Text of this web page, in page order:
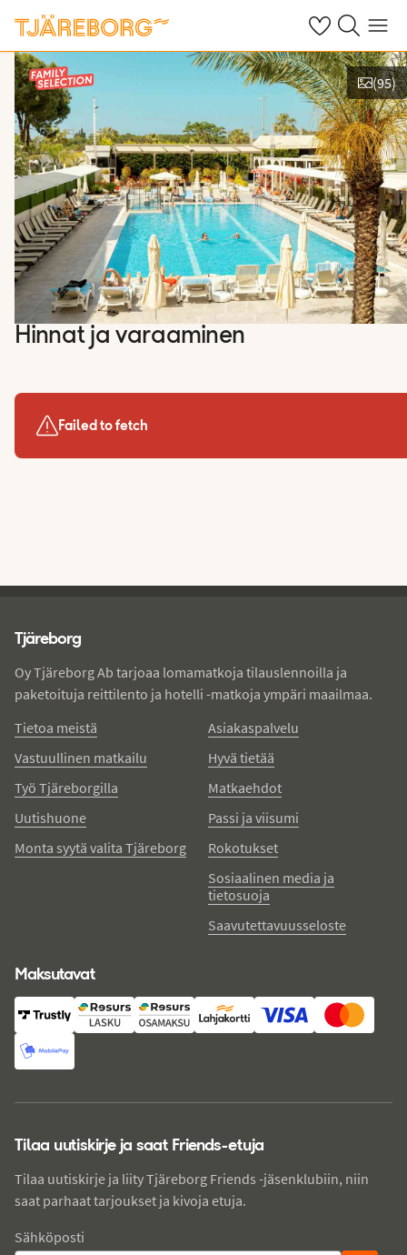
OmatHaku Valikko
Kuvat ja videot
(95)
Hinnat ja varaaminen
Failed to fetch
Tjäreborg
Oy Tjäreborg Ab tarjoaa lomamatkoja tilauslennoilla ja
paketoituja reittilento ja hotelli -matkoja ympäri maailmaa.
Tietoa meistä
Vastuullinen matkailu
Työ Tjäreborgilla
Uutishuone
Monta syytä valita Tjäreborg
Asiakaspalvelu
Hyvä tietää
Matkaehdot
Passi ja viisumi
Rokotukset
Sosiaalinen media ja
tietosuoja
Saavutettavuusseloste
Maksutavat
Tilaa uutiskirje ja saat Friends-etuja
Tilaa uutiskirje ja liity Tjäreborg Friends -jäsenklubiin, niin
saat parhaat tarjoukset ja kivoja etuja.
Sähköposti